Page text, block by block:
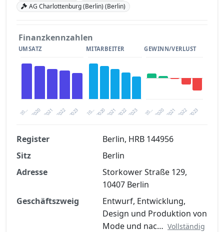
AG Charlottenburg (Berlin) (Berlin)
Finanzkennzahlen
UMSATZ
20… 2021 2023
2020 2022
MITARBEITER
20… 2021 2023
2020 2022
GEWINN/VERLUST
20… 2021 2023
2020 2022
Finanzkennzahlen nach kostenloser
Registrierung verfügbar
Jetzt kostenlos registrieren
Register
Berlin, HRB 144956
Sitz
Berlin
Adresse
Storkower Straße 129,
10407 Berlin
Geschäftszweig
Entwurf, Entwicklung,
Design und Produktion von
Mode und nac… Vollständig